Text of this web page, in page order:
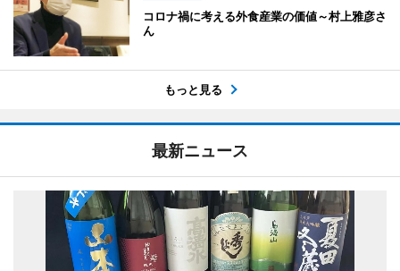
コロナ禍に考える外食産業の価値～村上雅彦さ
ん
もっと見る
最新ニュース